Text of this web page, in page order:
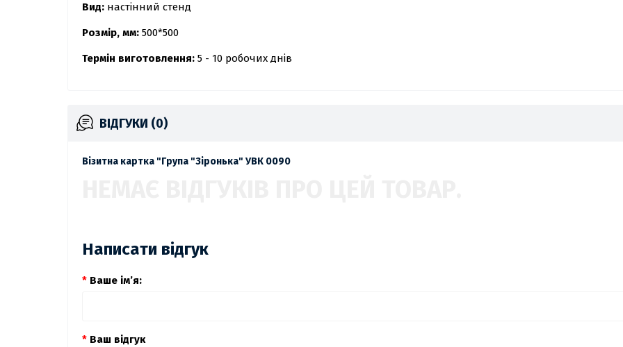
Вид: настінний стенд
Розмір, мм: 500*500
Термін виготовлення: 5 - 10 робочих днів
ВІДГУКИ (0)
Візитна картка "Група "Зіронька" УВК 0090
Написати відгук
Ваше ім’я:
Ваш відгук